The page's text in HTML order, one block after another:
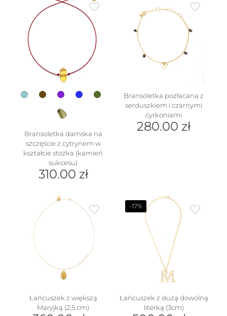
Bransoletka damska na
szczęście z cytrynem w
kształcie stożka (kamień
sukcesu)
310.00 zł
wariantów.
stronie
Bransoletka pozłacana z
serduszkiem i czarnymi
cyrkoniami
280.00 zł
Łańcuszek z większą
Maryjką (2,5 cm)
-17%
Łańcuszek z dużą dowolną
literką (3cm)